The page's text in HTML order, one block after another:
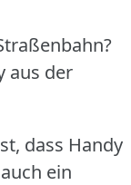
aus der
dass Handy
ein